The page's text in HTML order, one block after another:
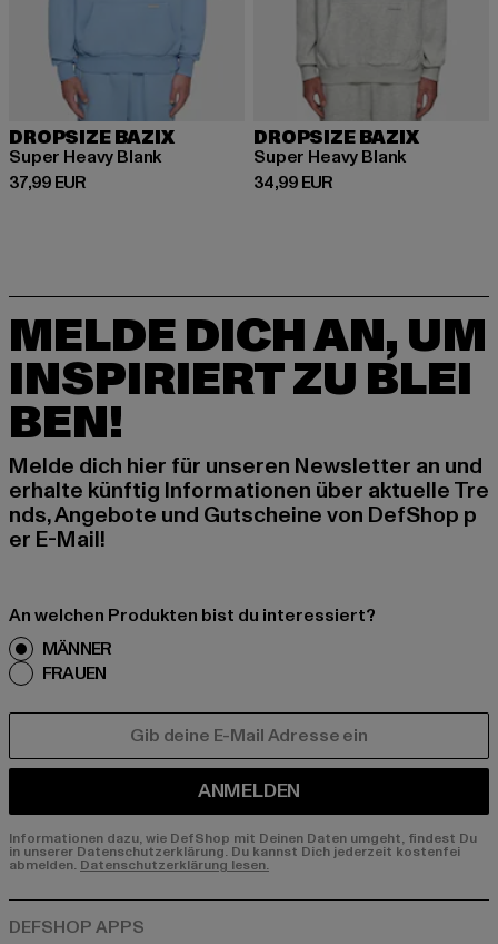
DROPSIZE BAZIX
Super Heavy Blank
37,99 EUR
Derzeitiger Preis: 37,99 EUR
DROPSIZE BAZIX
Super Heavy Blank
34,99 EUR
Derzeitiger Preis: 34,99 EUR
MELDE DICH AN, UM
INSPIRIERT ZU BLEI
BEN!
Melde dich hier für unseren Newsletter an und
erhalte künftig Informationen über aktuelle Tre
nds, Angebote und Gutscheine von DefShop p
er E-Mail!
An welchen Produkten bist du interessiert?
MÄNNER
FRAUEN
ANMELDEN
Informationen dazu, wie DefShop mit Deinen Daten umgeht, findest Du
in unserer Datenschutzerklärung. Du kannst Dich jederzeit kostenfei
abmelden. Datenschutzerklärung lesen.